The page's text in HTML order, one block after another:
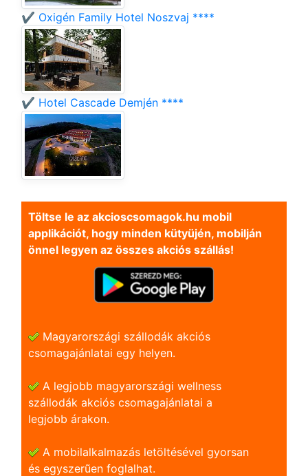
✔️ Oxigén Family Hotel Noszvaj ****
✔️ Hotel Cascade Demjén ****
Töltse le az akcioscsomagok.hu mobil
applikációt, hogy minden kütyüjén, mobilján
önnel legyen az összes akciós szállás!
Magyarországi szállodák akciós
csomagajánlatai egy helyen.
A legjobb magyarországi wellness
szállodák akciós csomagajánlatai a
legjobb árakon.
A mobilalkalmazás letöltésével gyorsan
és egyszerũen foglalhat.